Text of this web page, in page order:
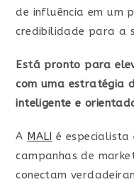
de influência em um
credibilidade para a
Está pronto para
com uma estratégia
inteligente e
A MALI é especialista
campanhas de
conectam